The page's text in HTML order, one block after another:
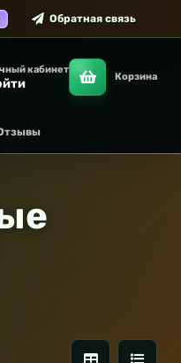
Обратная связь
кабинет
Корзина